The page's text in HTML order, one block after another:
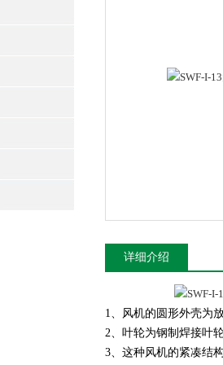
详细介绍
1、风机的圆形外壳为
2、叶轮为钢制焊接叶
3、这种风机的紧凑结